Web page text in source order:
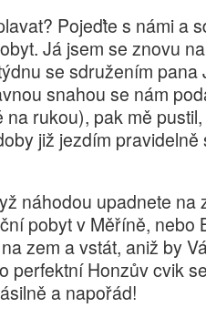
Pojeďte s námi a
Já jsem se znovu
se sdružením pana
snahou se nám
rukou), pak mě
již jezdím
náhodou upadnete na
pobyt v Měříně, nebo
zem a vstát, aniž by
perfektní Honzův cvik
a napořád!